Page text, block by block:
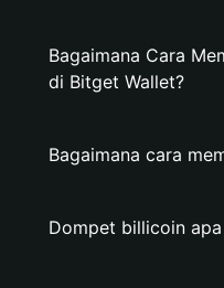
Bagaimana Cara
di Bitget Wallet?
Bagaimana cara
Dompet billicoin